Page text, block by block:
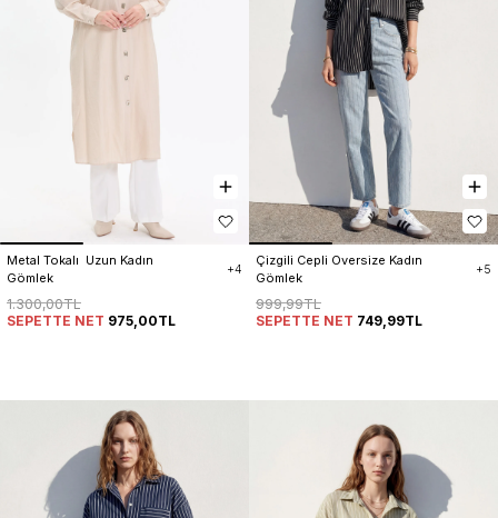
Metal Tokalı  Uzun Kadın
Gömlek
+4
1.300,00TL
SEPETTE NET 975,00TL
Çizgili Cepli Oversize Kadın
Gömlek
+5
999,99TL
SEPETTE NET 749,99TL